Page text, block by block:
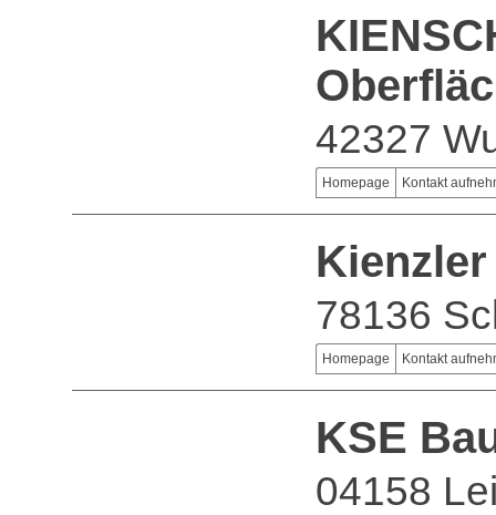
42327
Homepage Kontakt
78136
Homepage Kontakt
KSE
04158